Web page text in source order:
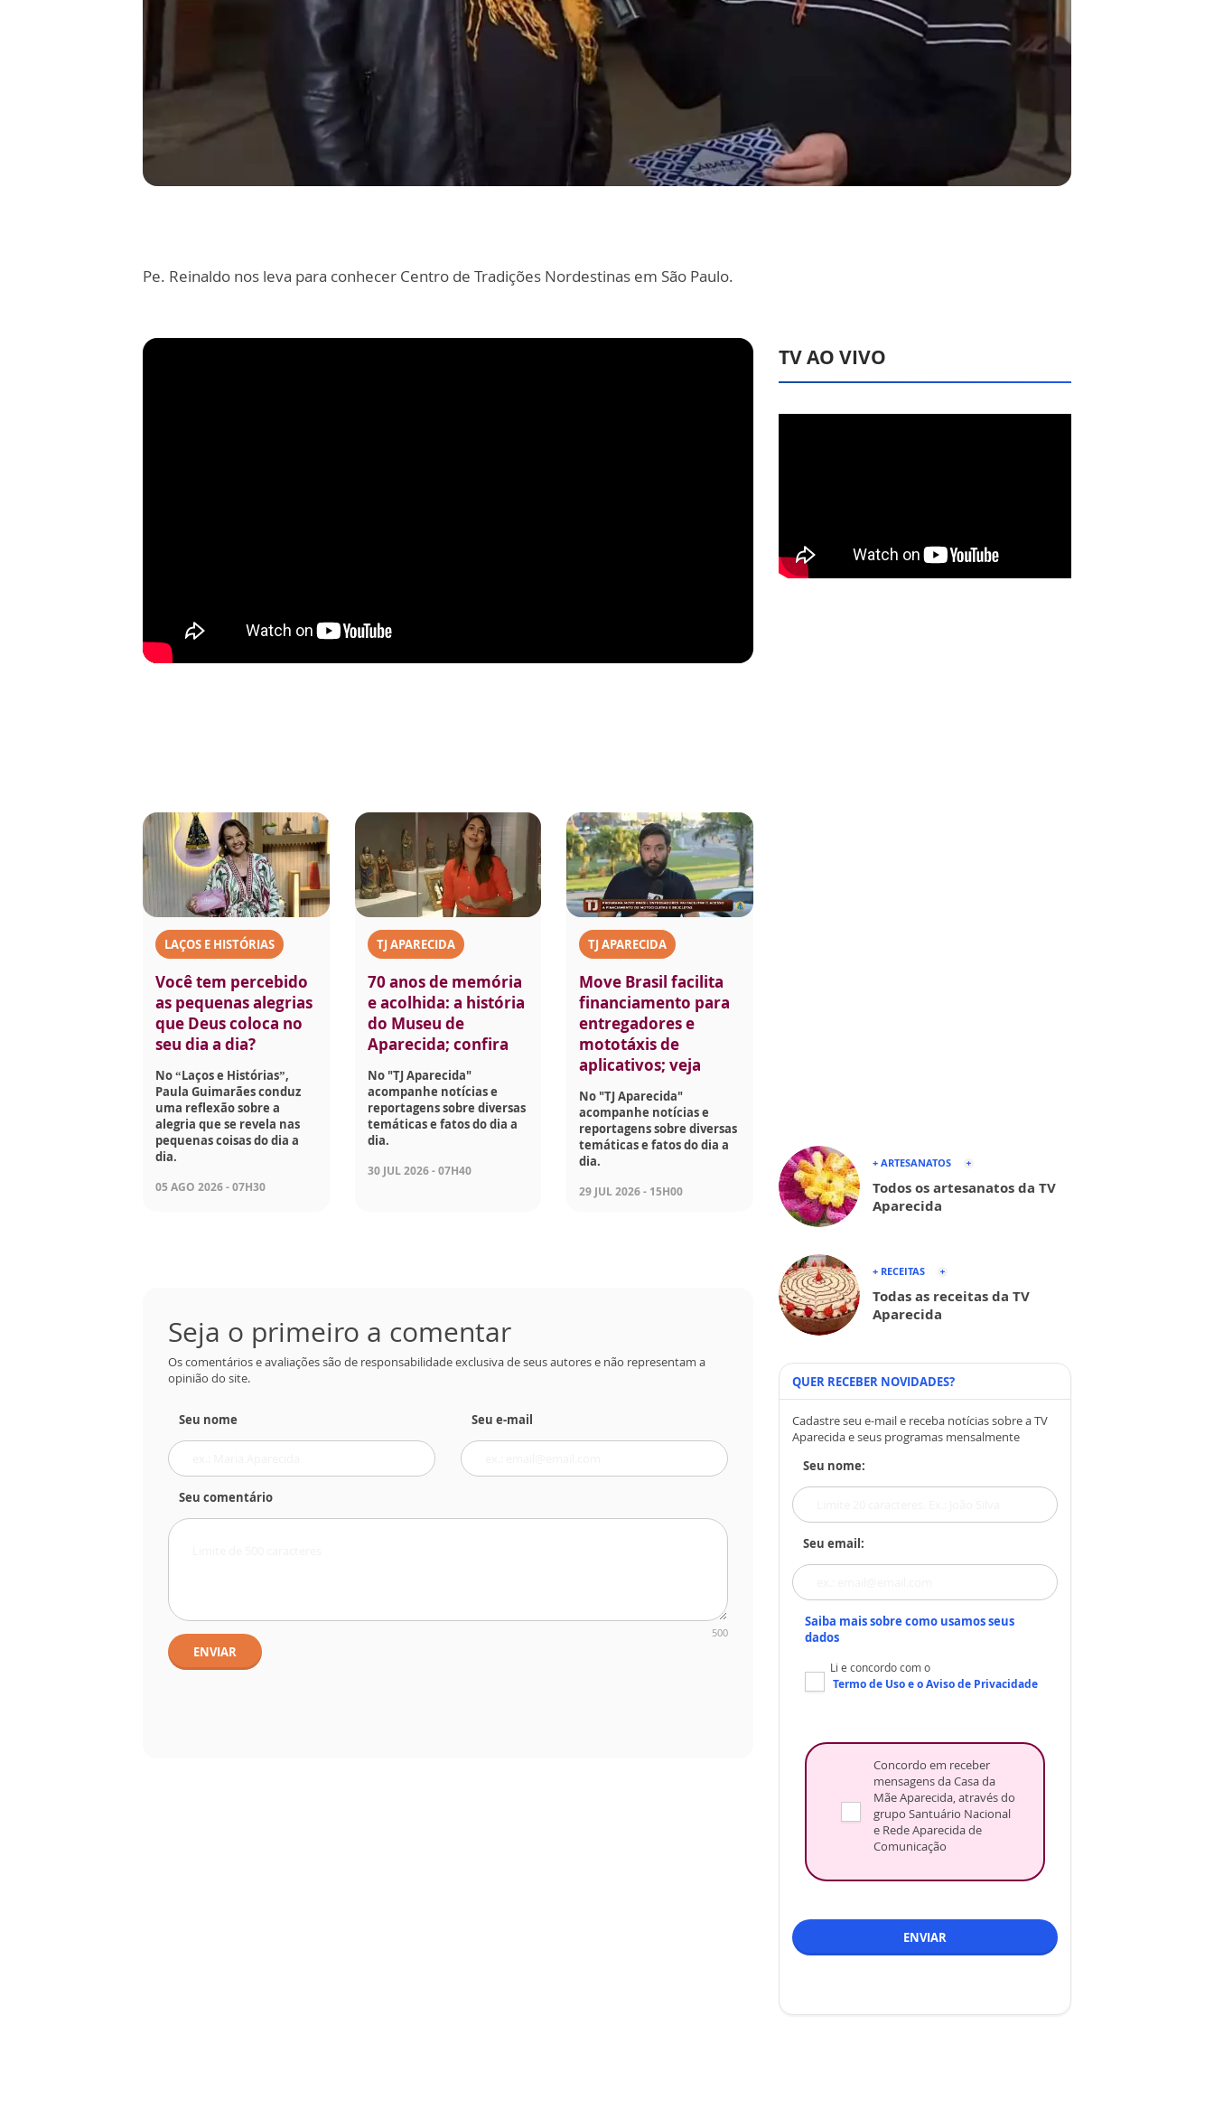
Pe. Reinaldo nos leva para conhecer Centro de Tradições Nordestinas em São Paulo.
LAÇOS E HISTÓRIAS
Você tem percebido
as pequenas alegrias
que Deus coloca no
seu dia a dia?
No “Laços e Histórias”,
Paula Guimarães conduz
uma reflexão sobre a
alegria que se revela nas
pequenas coisas do dia a
dia.
05 AGO 2026 - 07H30
TJ APARECIDA
70 anos de memória
e acolhida: a história
do Museu de
Aparecida; confira
No "TJ Aparecida"
acompanhe notícias e
reportagens sobre diversas
temáticas e fatos do dia a
dia.
30 JUL 2026 - 07H40
TJ APARECIDA
Move Brasil facilita
financiamento para
entregadores e
mototáxis de
aplicativos; veja
No "TJ Aparecida"
acompanhe notícias e
reportagens sobre diversas
temáticas e fatos do dia a
dia.
29 JUL 2026 - 15H00
Seja o primeiro a comentar
Os comentários e avaliações são de responsabilidade exclusiva de seus autores e não representam a
opinião do site.
Seu nome Seu e-mail
Seu comentário
500
ENVIAR
TV AO VIVO
+ ARTESANATOS
Todos os artesanatos da TV
Aparecida
+ RECEITAS
Todas as receitas da TV
Aparecida
QUER RECEBER NOVIDADES?
Cadastre seu e-mail e receba notícias sobre a TV
Aparecida e seus programas mensalmente
Seu nome:
Seu email:
Saiba mais sobre como usamos seus
dados
Li e concordo com o
Termo de Usoe oAviso de Privacidade
Concordo em receber
mensagens da Casa da
Mãe Aparecida, através do
grupo Santuário Nacional
e Rede Aparecida de
Comunicação
ENVIAR